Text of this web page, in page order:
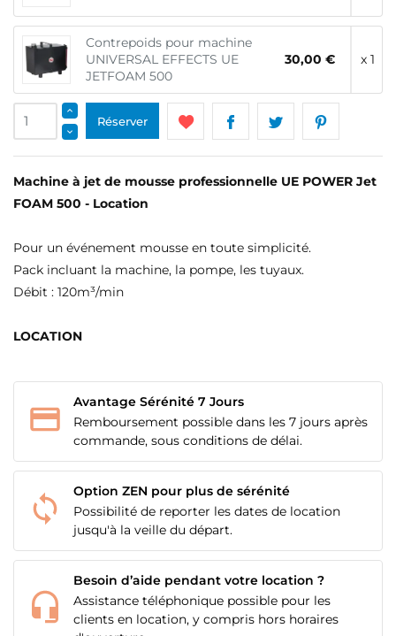
Contrepoids pour machine
UNIVERSAL EFFECTS UE
JETFOAM 500
30,00 € x 1
Réserver
Machine à jet de mousse professionnelle UE POWER Jet
FOAM 500 - Location
Pour un événement mousse en toute simplicité.
Pack incluant la machine, la pompe, les tuyaux.
Débit : 120m³/min
LOCATION
Avantage Sérénité 7 Jours
Remboursement possible dans les 7 jours après
commande, sous conditions de délai.
Option ZEN pour plus de sérénité
Possibilité de reporter les dates de location
jusqu'à la veille du départ.
Besoin d’aide pendant votre location ?
Assistance téléphonique possible pour les
clients en location, y compris hors horaires